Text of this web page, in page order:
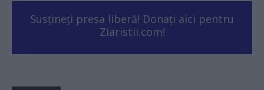
Susțineți presa liberă! Donați aici pentru
Ziaristii.com!